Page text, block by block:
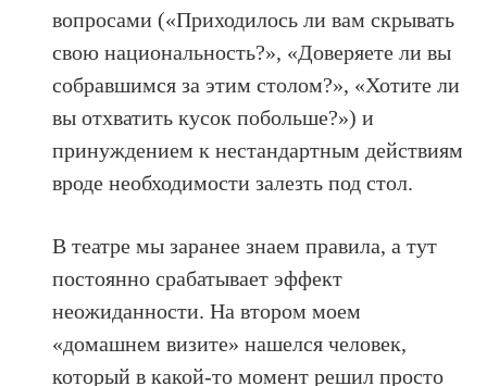
вопросами («Приходилось ли вам скрывать
свою национальность?», «Доверяете ли вы
собравшимся за этим столом?», «Хотите ли
вы отхватить кусок побольше?») и
принуждением к нестандартным действиям
вроде необходимости залезть под стол.
В театре мы заранее знаем правила, а тут
постоянно срабатывает эффект
неожиданности. На втором моем
«домашнем визите» нашелся человек,
который в какой-то момент решил просто